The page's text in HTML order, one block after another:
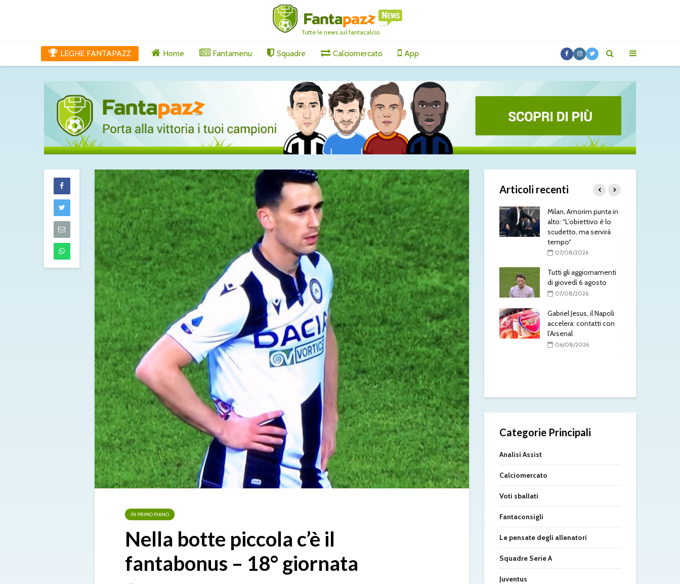
Tutte le news sul fantacalcio
LEGHE FANTAPAZZ Home Fantamenu Squadre Calciomercato App
IN PRIMO PIANO
Nella botte piccola c’è il
fantabonus – 18° giornata
Articoli recenti
Milan, Amorim punta in
alto: “L’obiettivo è lo
scudetto, ma servirà
tempo“
07/08/2026
Tutti gli aggiornamenti
di giovedì 6 agosto
07/08/2026
Gabriel Jesus, il Napoli
accelera: contatti con
l’Arsenal
06/08/2026
Yan Couto è del Como:
ufficiale il
trasferimento in
prestito
06/08/2026
Milan: Osorio torna nel
mirino
06/08/2026
Maldini al Cagliari, affare
chiuso: c’è l’ok
dell’Atalanta
06/08/2026
Spalletti prepara
Juventus-Inter:
«Dobbiamo essere
squadra. Yildiz giocherà
di più»
07/08/2026
Lucumì-Juventus, il
difensore spinge per
Torino
07/08/2026
Musso-Napoli, nuova
pista per la porta:
l’argentino entra nei
radar azzurri
07/08/2026
Milan, Amorim punta in
alto: “L’obiettivo è lo
scudetto, ma servirà
tempo“
07/08/2026
Tutti gli aggiornamenti
di giovedì 6 agosto
07/08/2026
Gabriel Jesus, il Napoli
accelera: contatti con
l’Arsenal
06/08/2026
Categorie Principali
Analisi Assist
Calciomercato
Voti sballati
Fantaconsigli
Le pensate degli allenatori
Squadre Serie A
Juventus